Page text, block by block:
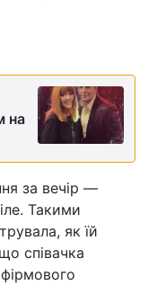
на
за вечір —
Такими
як їй
співачка